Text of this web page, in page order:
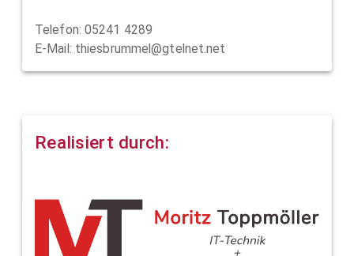
Telefon: 05241 4289
E-Mail: thiesbrummel@gtelnet.net
Realisiert durch: